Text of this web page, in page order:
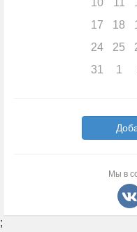
10
11
17
18
24
25
31
1
Мы в
;